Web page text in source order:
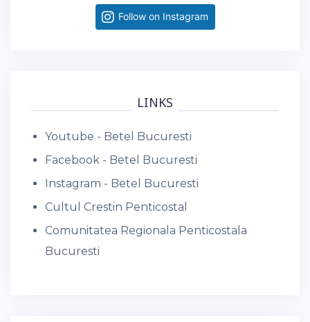
Follow on Instagram
LINKS
Youtube - Betel Bucuresti
Facebook - Betel Bucuresti
Instagram - Betel Bucuresti
Cultul Crestin Penticostal
Comunitatea Regionala Penticostala
Bucuresti